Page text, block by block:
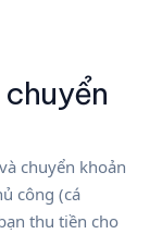
chuyển
chuyển khoản
công (cá
thu tiền cho